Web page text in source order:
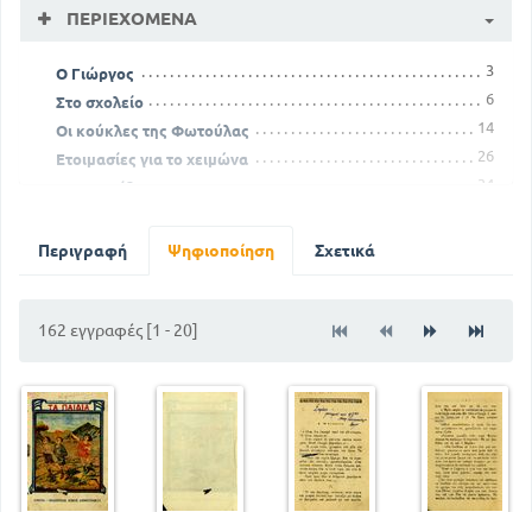
ΠΕΡΙΕΧΌΜΕΝΑ
Ο Γιώργος
3
Στο σχολείο
6
Οι κούκλες της Φωτούλας
14
Ετοιμασίες για το χειμώνα
26
Η καταιγίδα
34
Η ετοιμασία
Στο ποταμάκι
118
Τελευταίες ημέρες του σχολείου
146
Στη θάλασσα
153
Ο Γιώργος
3
Τα χελιδόνια
19
Ένα παραμύθι
38
Περιγραφή Ψηφιοποίηση Σχετικά
162 εγγραφές [1 - 20]